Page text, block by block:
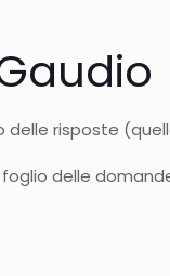
risposte
delle